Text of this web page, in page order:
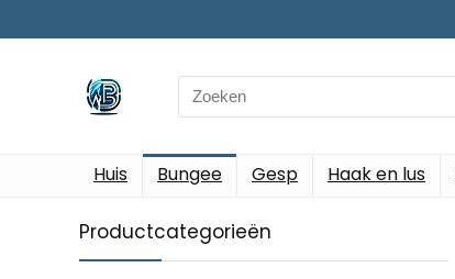
Search
for:
Huis Bungee Gesp Haak en lus
Productcategorieën